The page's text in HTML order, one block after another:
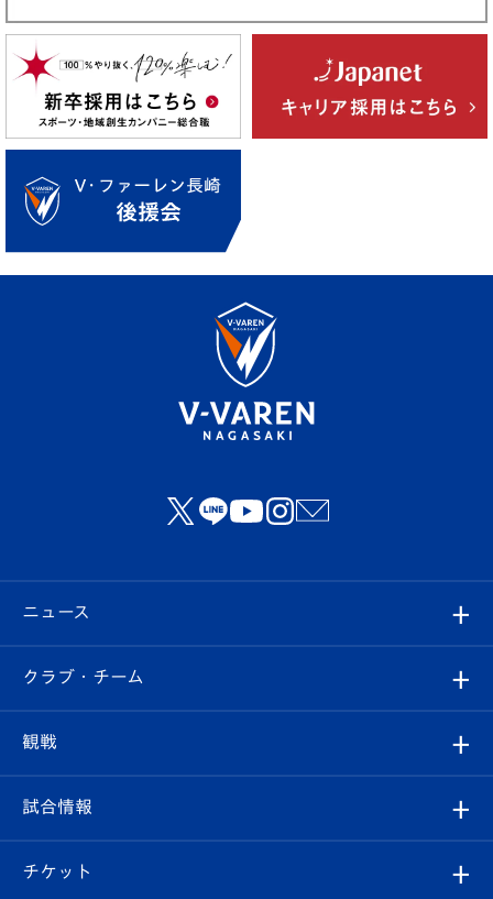
ニュース
すべて
クラブ
試合情報
クラブ・チーム
クラブ概要
観戦
観戦ルール
試合情報
試合日程/結果
チケット